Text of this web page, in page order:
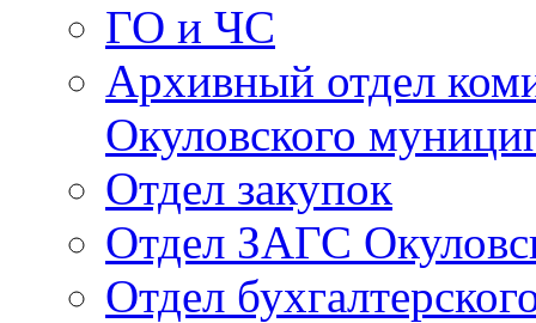
ГО и ЧС
Архивный отдел
Окуловского
Отдел закупок
Отдел ЗАГС
Отдел